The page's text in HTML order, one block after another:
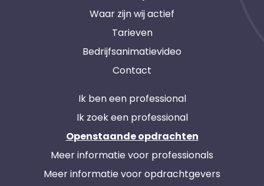
Waar zijn wij actief
Tarieven
Bedrijfsanimatievideo
Contact
Ik ben een professional
Ik zoek een professional
Openstaande opdrachten
Meer informatie voor professionals
Meer informatie voor opdrachtgevers